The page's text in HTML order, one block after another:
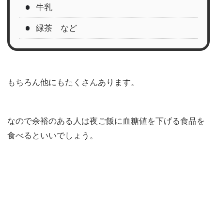
牛乳
緑茶 など
もちろん他にもたくさんあります。
なので余裕のある人は夜ご飯に血糖値を下げる食品を
食べるといいでしょう。